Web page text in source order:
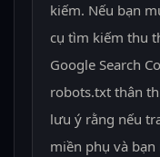
kiếm. Nếu bạn
cụ tìm kiếm thu
Google Search
robots.txt thân
lưu ý rằng nếu
miền phụ và